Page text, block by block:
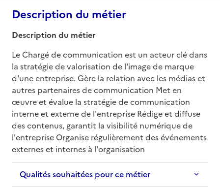
Description du métier
Description du métier
Le Chargé de communication est un acteur clé dans
la stratégie de valorisation de l'image de marque
d'une entreprise. Gère la relation avec les médias et
autres partenaires de communication Met en
œuvre et évalue la stratégie de communication
interne et externe de l'entreprise Rédige et diffuse
des contenus, garantit la visibilité numérique de
l'entreprise Organise régulièrement des événements
externes et internes à l'organisation
Qualités souhaitées pour ce métier